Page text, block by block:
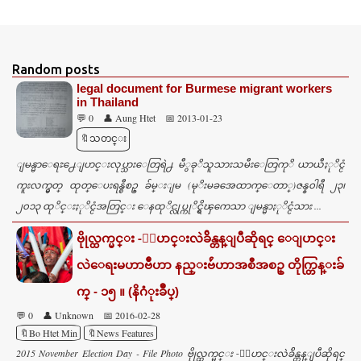
m
e
n
s
Random posts
legal document for Burmese migrant workers
in Thailand
💬 0 👤 Aung Htet
📅 2013-01-23
🔖သတင္း
ျမန္မာေရႊ႕ေျပာင္းလုပ္သားေတြရဲ႕ မီွခုိသူသားသမီးေတြကုိ ယာယီႏုိင္ငံ
ကူးလက္မွတ္ ထုတ္ေပးရန္စီစဥ္ ခ်မ္းျမ (မုိးမခအေထာက္ေတာ္)ဇန္န၀ါရီ ၂၃၊
၂၀၁၃ ထုိင္းႏုိင္ငံအတြင္း ေနထုိင္လုပ္ကုိင္ရွိၾကေသာ ျမန္မာႏုိင္ငံသား ...
ဗိုုလ္ထက္မင္း -ေျပာင္းလဲခ်ိန္တန္ျပီဆိုရင္ ေျပာင္း
လဲေရးမဟာဗ်ဳဟာ နည္းဗ်ဴဟာအစီအစဥ္ တိုက္တြန္းခ်
က္ - ၁၅ ။ (နိဂံုးခ်ဳပ္)
💬 0 👤 Unknown
📅 2016-02-28
🔖Bo Htet Min
🔖News Features
2015 November Election Day - File Photo ဗိုုလ္ထက္မင္း -ေျပာင္းလဲခ်ိန္တန္ျပီဆိုရင္